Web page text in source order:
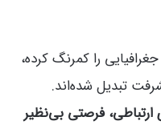
را کمرنگ کرده،
تبدیل شده‌اند.
فرصتی بی‌نظیر